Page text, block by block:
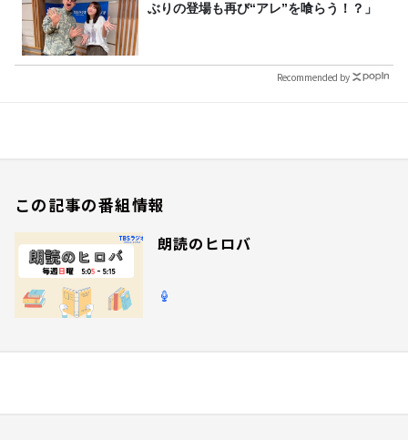
ぶりの登場も再び“アレ”を喰らう！？」
Recommended by
この記事の番組情報
朗読のヒロバ